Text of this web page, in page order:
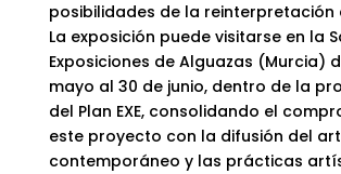
posibilidades de la reinterpretación
La exposición puede visitarse en la
Exposiciones de Alguazas (Murcia)
mayo al 30 de junio, dentro de la
del Plan EXE, consolidando el
este proyecto con la difusión del
contemporáneo y las prácticas